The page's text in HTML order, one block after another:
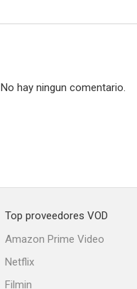
No hay ningun comentario.
Top proveedores VOD
Amazon Prime Video
Netflix
Filmin